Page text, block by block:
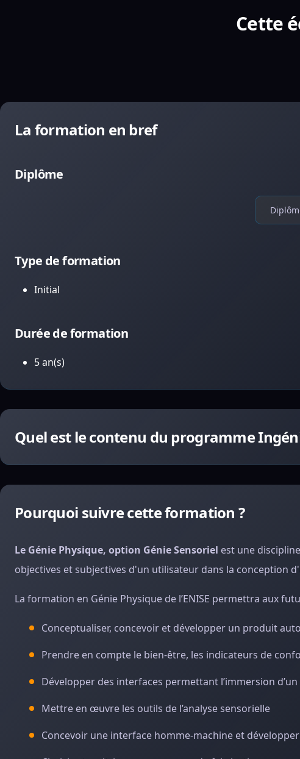
Cette
La formation en bref
Diplôme
Type de formation
Initial
Durée de formation
5 an(s)
Quel est le contenu du programme
Pourquoi suivre cette formation ?
Le Génie Physique, option Génie Sensoriel est une
objectives et subjectives d'un utilisateur dans la conception
La formation en Génie Physique de l’ENISE permettra aux
Conceptualiser, concevoir et développer un produit
Prendre en compte le bien-être, les indicateurs de
Développer des interfaces permettant l’immersion
Mettre en œuvre les outils de l’analyse sensorielle
Concevoir une interface homme-machine et